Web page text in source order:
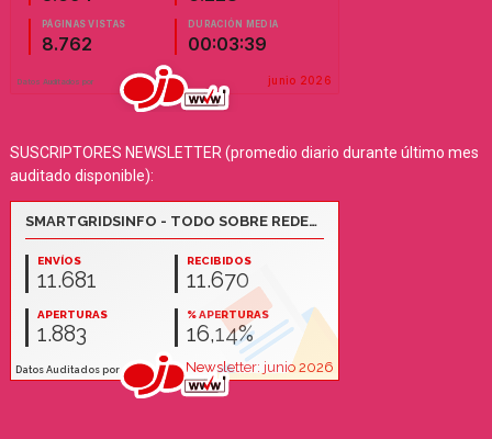
SUSCRIPTORES NEWSLETTER (promedio diario durante último mes
auditado disponible):